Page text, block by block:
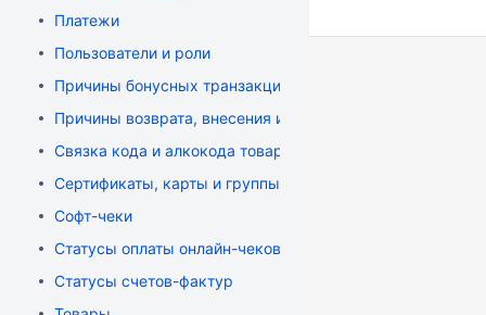
Платежи
Пользователи и роли
Причины бонусных транзакций
Причины возврата, внесения или выема
Связка кода и алкокода товара
Сертификаты, карты и группы
Софт-чеки
Статусы оплаты онлайн-чеков
Статусы счетов-фактур